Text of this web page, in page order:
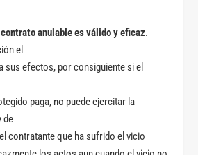
anulable es válido y eficaz.
el
sus efectos, por consiguiente si el
especialmente protegido paga, no puede ejercitar la
de
contratante que ha sufrido el vicio